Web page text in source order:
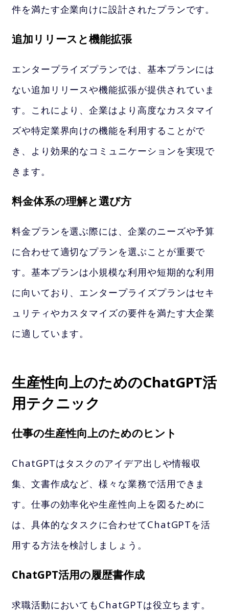
件を満たす企業向けに設計されたプランです。
追加リリースと機能拡張
エンタープライズプランでは、基本プランには
ない追加リリースや機能拡張が提供されていま
す。これにより、企業はより高度なカスタマイ
ズや特定業界向けの機能を利用することがで
き、より効果的なコミュニケーションを実現で
きます。
料金体系の理解と選び方
料金プランを選ぶ際には、企業のニーズや予算
に合わせて適切なプランを選ぶことが重要で
す。基本プランは小規模な利用や短期的な利用
に向いており、エンタープライズプランはセキ
ュリティやカスタマイズの要件を満たす大企業
に適しています。
生産性向上のためのChatGPT活
用テクニック
仕事の生産性向上のためのヒント
ChatGPTはタスクのアイデア出しや情報収
集、文書作成など、様々な業務で活用できま
す。仕事の効率化や生産性向上を図るために
は、具体的なタスクに合わせてChatGPTを活
用する方法を検討しましょう。
ChatGPT活用の履歴書作成
求職活動においてもChatGPTは役立ちます。